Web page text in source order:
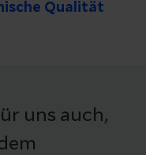
Qualität
uns auch,